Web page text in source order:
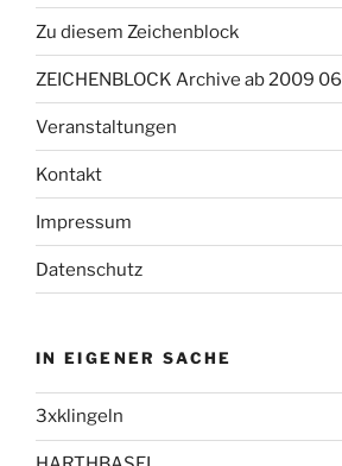
Zu diesem Zeichenblock
ZEICHENBLOCK Archive ab 2009 06
Veranstaltungen
Kontakt
Impressum
Datenschutz
IN EIGENER SACHE
3xklingeln